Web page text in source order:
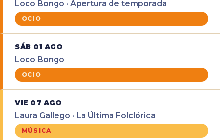
Loco Bongo · Apertura de temporada
OCIO
SÁB 01 AGO
Loco Bongo
OCIO
VIE 07 AGO
Laura Gallego · La Última Folclórica
MÚSICA